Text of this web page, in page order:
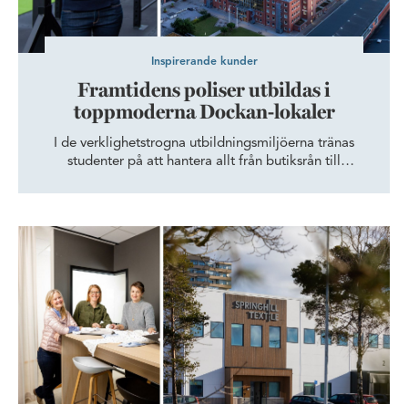
Inspirerande kunder
Framtidens poliser utbildas i
toppmoderna Dockan-lokaler
I de verklighetstrogna utbildningsmiljöerna tränas
studenter på att hantera allt från butiksrån till
I Hamncity kunde Springhill Textile sy ihop sin vision